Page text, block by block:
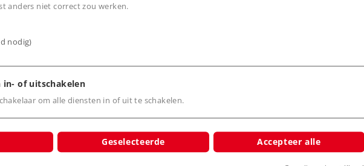
TYPE 18
verouderd, met certificaat
anders niet correct zou werken.
nodig)
in- of uitschakelen
om alle diensten in of uit te schakelen.
Geselecteerde Accepteer alle